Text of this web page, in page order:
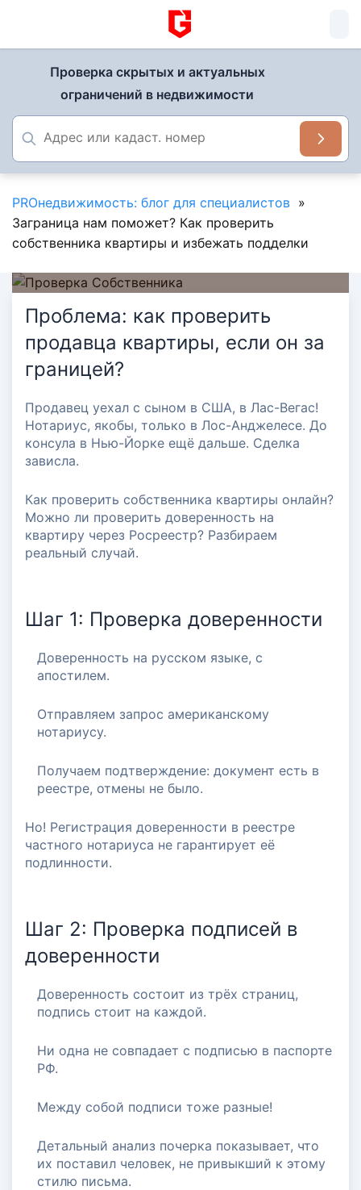
Проверка скрытых и актуальных
ограничений в недвижимости
PROнедвижимость: блог для специалистов »
Заграница нам поможет? Как проверить
собственника квартиры и избежать подделки
22 января 2025
Заграница нам поможет? Как
проверить собственника
квартиры и избежать подделки
#проверка собственника
Проблема: как проверить
продавца квартиры, если он за
границей?
Продавец уехал с сыном в США, в Лас-Вегас!
Нотариус, якобы, только в Лос-Анджелесе. До
консула в Нью-Йорке ещё дальше. Сделка
зависла.
Как проверить собственника квартиры онлайн?
Можно ли проверить доверенность на
квартиру через Росреестр? Разбираем
реальный случай.
Шаг 1: Проверка доверенности
Доверенность на русском языке, с
апостилем.
Отправляем запрос американскому
нотариусу.
Получаем подтверждение: документ есть в
реестре, отмены не было.
Но! Регистрация доверенности в реестре
частного нотариуса не гарантирует её
подлинности.
Шаг 2: Проверка подписей в
доверенности
Доверенность состоит из трёх страниц,
подпись стоит на каждой.
Ни одна не совпадает с подписью в паспорте
РФ.
Между собой подписи тоже разные!
Детальный анализ почерка показывает, что
их поставил человек, не привыкший к этому
стилю письма.